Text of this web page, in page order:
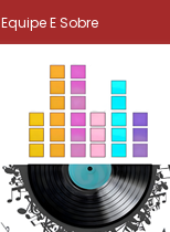
Equipe E Sobre